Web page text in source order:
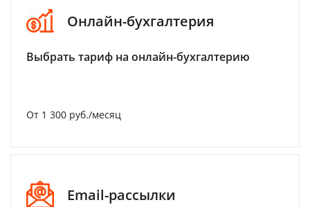
Онлайн-бухгалтерия
Выбрать тариф на онлайн-бухгалтерию
От 1 300 руб./месяц
Email-рассылки